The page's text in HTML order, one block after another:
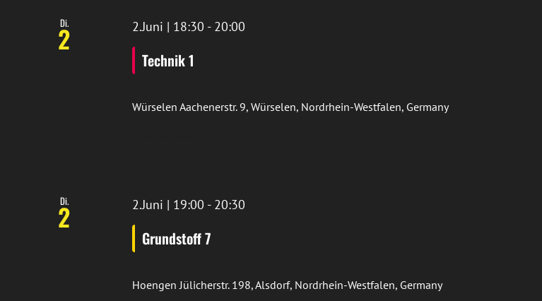
Di.
2
Technik 1
2.Juni | 18:30 - 20:00
WürselenAachenerstr. 9, Würselen, Nordrhein-Westfalen, Germany
Di.
2
Grundstoff 7
2.Juni | 19:00 - 20:30
HoengenJülicherstr. 198, Alsdorf, Nordrhein-Westfalen, Germany